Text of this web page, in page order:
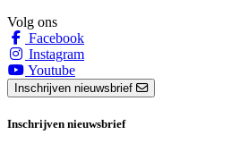
Volg ons
Facebook
Instagram
Youtube
Inschrijven nieuwsbrief
Inschrijven nieuwsbrief